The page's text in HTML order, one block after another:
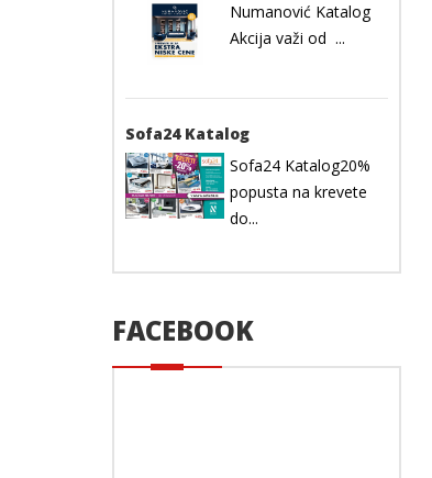
Numanović Katalog
Akcija važi od ...
Sofa24 Katalog
Sofa24 Katalog20%
popusta na krevete
do...
FACEBOOK